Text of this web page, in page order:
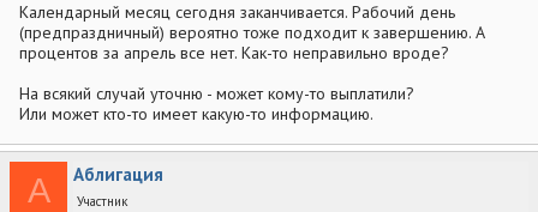
Календарный месяц сегодня заканчивается. Рабочий день
(предпраздничный) вероятно тоже подходит к завершению. А
процентов за апрель все нет. Как-то неправильно вроде?
На всякий случай уточню - может кому-то выплатили?
Или может кто-то имеет какую-то информацию.
А Аблигация
Участник